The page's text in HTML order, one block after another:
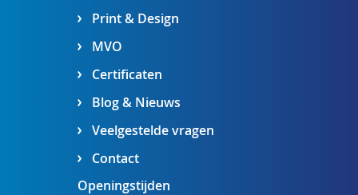
Print & Design
MVO
Certificaten
Blog & Nieuws
Veelgestelde vragen
Contact
Openingstijden